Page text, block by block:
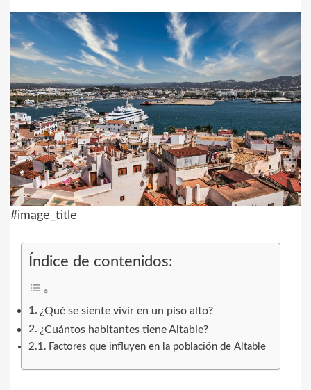
#image_title
Índice de contenidos:
¿Qué se siente vivir en un piso alto?
¿Cuántos habitantes tiene Altable?
Factores que influyen en la población de Altable